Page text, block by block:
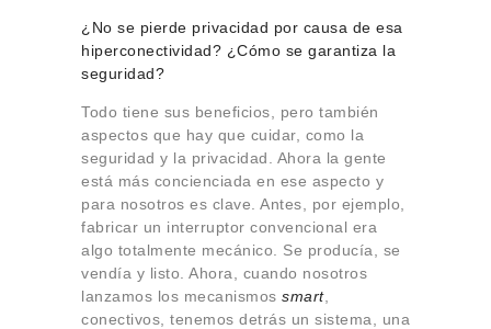
¿No se pierde privacidad por causa de esa
hiperconectividad? ¿Cómo se garantiza la
seguridad?
Todo tiene sus beneficios, pero también
aspectos que hay que cuidar, como la
seguridad y la privacidad. Ahora la gente
está más concienciada en ese aspecto y
para nosotros es clave. Antes, por ejemplo,
fabricar un interruptor convencional era
algo totalmente mecánico. Se producía, se
vendía y listo. Ahora, cuando nosotros
lanzamos los mecanismos smart,
conectivos, tenemos detrás un sistema, una